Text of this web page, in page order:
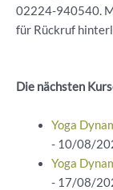
02224-940540.
für Rückruf
Die nächsten
Yoga
- 10/08/
Yoga
- 17/08/